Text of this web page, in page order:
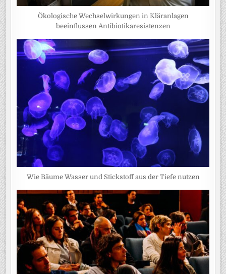
Ökologische Wechselwirkungen in Kläranlagen
beeinflussen Antibiotikaresistenzen
Wie Bäume Wasser und Stickstoff aus der Tiefe nutzen